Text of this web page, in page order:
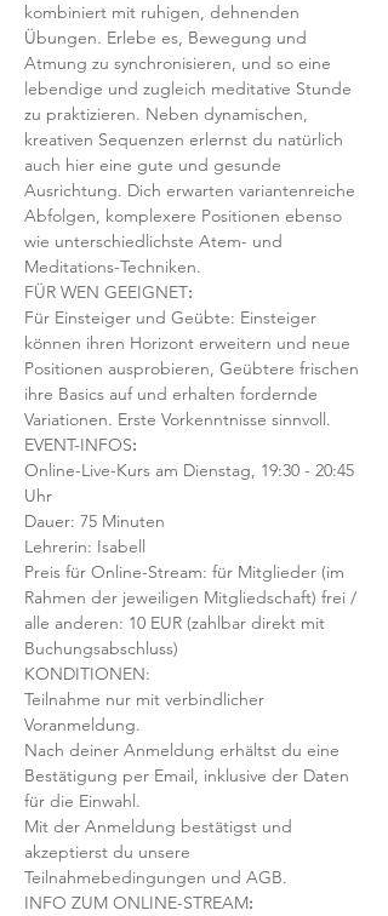
kombiniert mit ruhigen, dehnenden
Übungen. Erlebe es, Bewegung und
Atmung zu synchronisieren, und so eine
lebendige und zugleich meditative Stunde
zu praktizieren. Neben dynamischen,
kreativen Sequenzen erlernst du natürlich
auch hier eine gute und gesunde
Ausrichtung. Dich erwarten variantenreiche
Abfolgen, komplexere Positionen ebenso
wie unterschiedlichste Atem- und
Meditations-Techniken.
FÜR WEN GEEIGNET:
Für Einsteiger und Geübte: Einsteiger
können ihren Horizont erweitern und neue
Positionen ausprobieren, Geübtere frischen
ihre Basics auf und erhalten fordernde
Variationen. Erste Vorkenntnisse sinnvoll.
EVENT-INFOS:
Online-Live-Kurs am Dienstag, 19:30 - 20:45
Uhr
Dauer: 75 Minuten
Lehrerin: Isabell
Preis für Online-Stream: für Mitglieder (im
Rahmen der jeweiligen Mitgliedschaft) frei /
alle anderen: 10 EUR (zahlbar direkt mit
Buchungsabschluss)
KONDITIONEN:
Teilnahme nur mit verbindlicher
Voranmeldung.
Nach deiner Anmeldung erhältst du eine
Bestätigung per Email, inklusive der Daten
für die Einwahl.
Mit der Anmeldung bestätigst und
akzeptierst du unsere
Teilnahmebedingungen und AGB.
INFO ZUM ONLINE-STREAM: